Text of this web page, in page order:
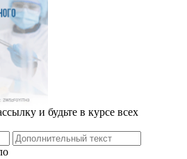
и будьте в курсе всех